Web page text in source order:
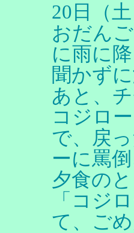
20日（
おだん
に雨に
聞かず
あと、
コジロ
で、戻
ーに罵倒
夕食のと
「コジ
て、ごめ